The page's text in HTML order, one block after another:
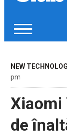
NEW
pm
Xiaomi
de